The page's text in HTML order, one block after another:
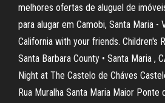
melhores ofertas de aluguel de
para alugar em Camobi, Santa Maria -
California with your friends. Children's
Santa Barbara County • Santa Maria ,
Night at The Castelo de Cháves
Rua Muralha Santa Maria Maior Ponte